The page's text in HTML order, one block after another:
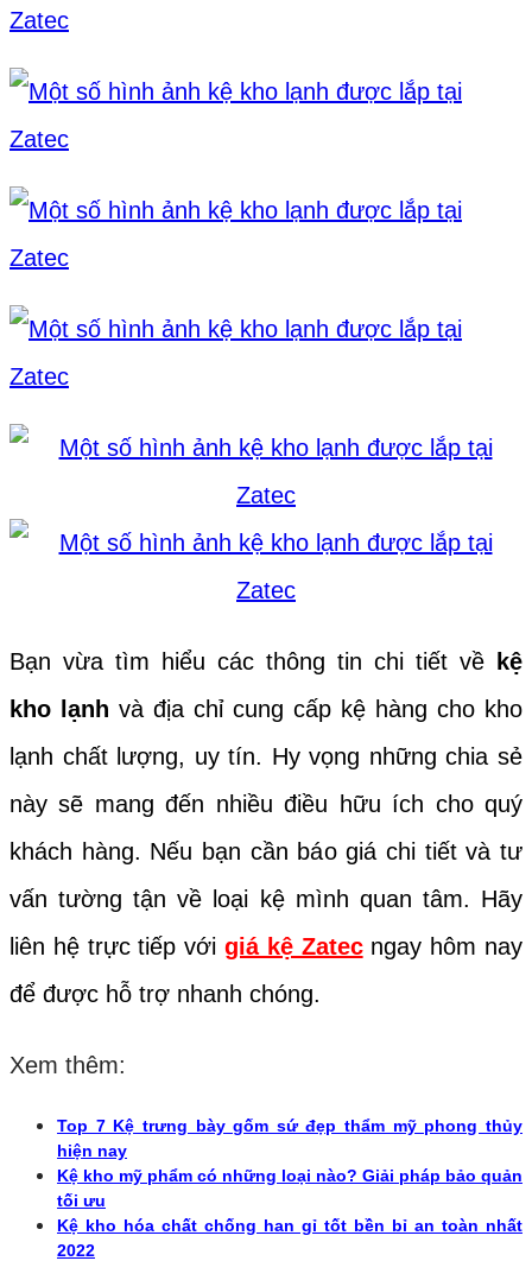
Bạn vừa tìm hiểu các thông tin chi tiết về
kệ
kho lạnh và địa chỉ cung cấp kệ hàng cho kho
lạnh chất lượng, uy tín. Hy vọng những chia sẻ
này sẽ mang đến nhiều điều hữu ích cho quý
khách hàng. Nếu bạn cần báo giá chi tiết và tư
vấn tường tận về loại kệmình quan tâm. Hãy
liên hệ trực tiếp với giá kệ Zatecngay hôm nay
để được hỗ trợ nhanh chóng.
Xem thêm:
Top 7 Kệ trưng bày gốm sứ đẹp thẩm mỹ phong thủy
hiện nay
Kệ kho mỹ phẩm có những loại nào? Giải pháp bảo quản
tối ưu
Kệ kho hóa chất chống han gỉ tốt bền bỉ an toàn nhất
2022